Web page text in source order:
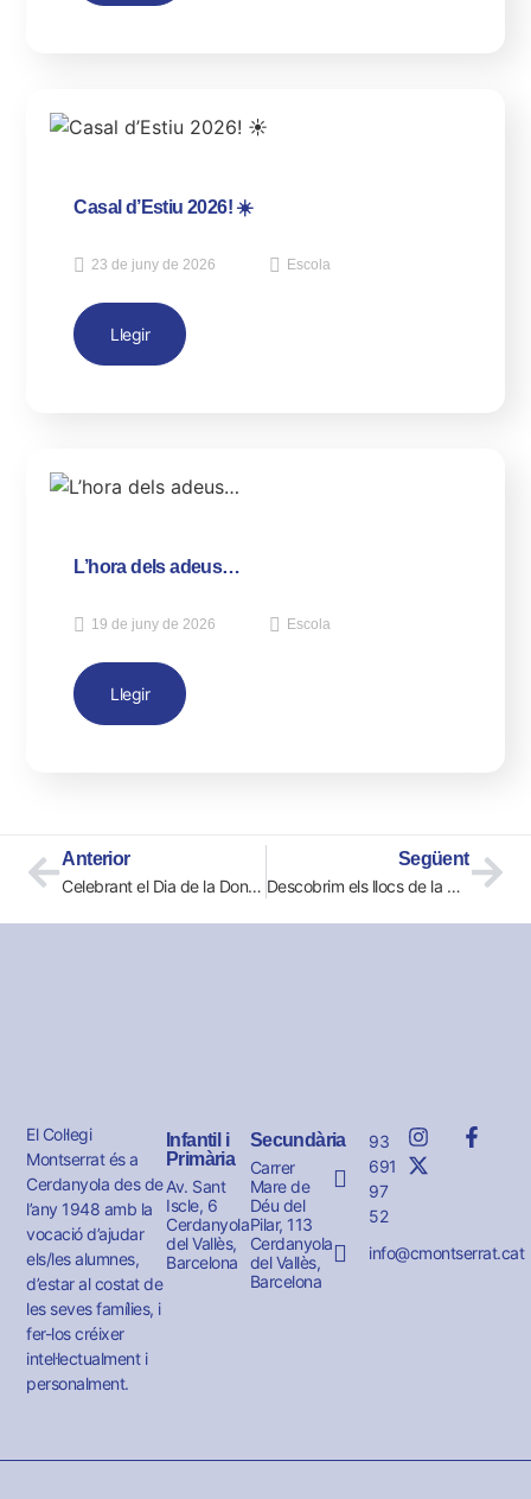
Casal d’Estiu 2026! ☀️
23 de juny de 2026 Escola
Llegir
L’hora dels adeus…
19 de juny de 2026 Escola
Llegir
Anterior
Celebrant el Dia de la Dona a Quart de Primària
Següent
Descobrim els llocs de la ciutat
El Col·legi
Montserrat és a
Cerdanyola des de
l’any 1948 amb la
vocació d’ajudar
els/les alumnes,
d’estar al costat de
les seves famílies, i
fer-los créixer
intel·lectualment i
personalment.
Infantil i
Primària
Av. Sant
Iscle, 6
Cerdanyola
del Vallès,
Barcelona
Secundària
Carrer
Mare de
Déu del
Pilar, 113
Cerdanyola
del Vallès,
Barcelona
93
691
97
52
info@cmontserrat.cat